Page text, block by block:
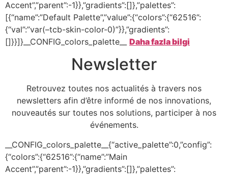
Accent”,”parent”:-1}},”gradients”:[]},”palettes”:
[{“name”:”Default Palette”,”value”:{“colors”:{“62516”:
{“val”:”var(–tcb-skin-color-0)”}},”gradients”:
[]}}]}__CONFIG_colors_palette__ Daha fazla bilgi
Newsletter
Retrouvez toutes nos actualités à travers nos
newsletters afin d’être informé de nos innovations,
nouveautés sur toutes nos solutions, participer à nos
événements.
__CONFIG_colors_palette__{“active_palette”:0,”config”:
{“colors”:{“62516”:{“name”:”Main
Accent”,”parent”:-1}},”gradients”:[]},”palettes”: